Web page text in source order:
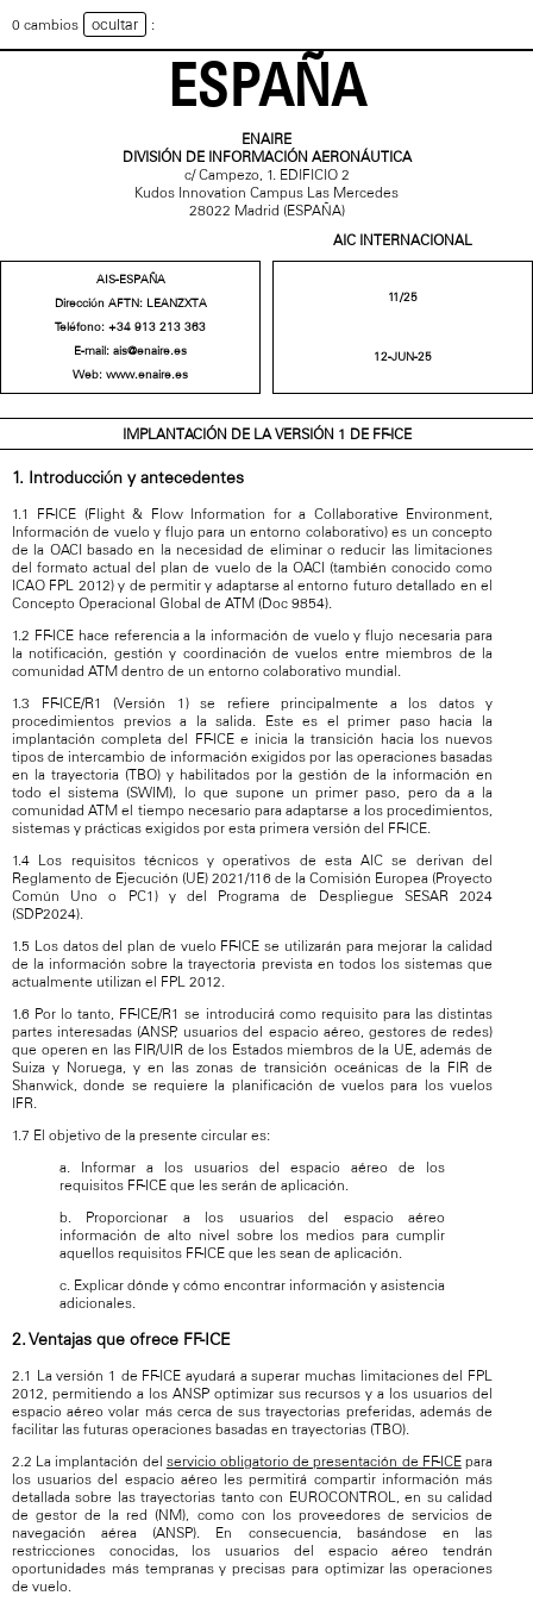
0 cambios ocultar :
AIS-ESPAÑA
Dirección AFTN: LEANZXTA
Teléfono: +34 913 213 363
E-mail: ais@enaire.es
Web: www.enaire.es
ESPAÑA
ENAIRE
DIVISIÓN DE INFORMACIÓN AERONÁUTICA
c/ Campezo, 1. EDIFICIO 2
Kudos Innovation Campus Las Mercedes
28022 Madrid (ESPAÑA)
AIC INTERNACIONAL
11/25
12-JUN-25
IMPLANTACIÓN DE LA VERSIÓN 1 DE FF-ICE
1. Introducción y antecedentes
1.1 FF-ICE (Flight & Flow Information for a Collaborative Environment,
Información de vuelo y flujo para un entorno colaborativo) es un concepto
de la OACI basado en la necesidad de eliminar o reducir las limitaciones
del formato actual del plan de vuelo de la OACI (también conocido como
ICAO FPL 2012) y de permitir y adaptarse al entorno futuro detallado en el
Concepto Operacional Global de ATM (Doc 9854).
1.2 FF-ICE hace referencia a la información de vuelo y flujo necesaria para
la notificación, gestión y coordinación de vuelos entre miembros de la
comunidad ATM dentro de un entorno colaborativo mundial.
1.3 FF-ICE/R1 (Versión 1) se refiere principalmente a los datos y
procedimientos previos a la salida. Este es el primer paso hacia la
implantación completa del FF-ICE e inicia la transición hacia los nuevos
tipos de intercambio de información exigidos por las operaciones basadas
en la trayectoria (TBO) y habilitados por la gestión de la información en
todo el sistema (SWIM), lo que supone un primer paso, pero da a la
comunidad ATM el tiempo necesario para adaptarse a los procedimientos,
sistemas y prácticas exigidos por esta primera versión del FF-ICE.
1.4 Los requisitos técnicos y operativos de esta AIC se derivan del
Reglamento de Ejecución (UE) 2021/116 de la Comisión Europea (Proyecto
Común Uno o PC1) y del Programa de Despliegue SESAR 2024
(SDP2024).
1.5 Los datos del plan de vuelo FF-ICE se utilizarán para mejorar la calidad
de la información sobre la trayectoria prevista en todos los sistemas que
actualmente utilizan el FPL 2012.
1.6 Por lo tanto, FF-ICE/R1 se introducirá como requisito para las distintas
partes interesadas (ANSP, usuarios del espacio aéreo, gestores de redes)
que operen en las FIR/UIR de los Estados miembros de la UE, además de
Suiza y Noruega, y en las zonas de transición oceánicas de la FIR de
Shanwick, donde se requiere la planificación de vuelos para los vuelos
IFR.
1.7 El objetivo de la presente circular es:
a. Informar a los usuarios del espacio aéreo de los
requisitos FF-ICE que les serán de aplicación.
b. Proporcionar a los usuarios del espacio aéreo
información de alto nivel sobre los medios para cumplir
aquellos requisitos FF-ICE que les sean de aplicación.
c. Explicar dónde y cómo encontrar información y asistencia
adicionales.
2. Ventajas que ofrece FF-ICE
2.1 La versión 1 de FF-ICE ayudará a superar muchas limitaciones del FPL
2012, permitiendo a los ANSP optimizar sus recursos y a los usuarios del
espacio aéreo volar más cerca de sus trayectorias preferidas, además de
facilitar las futuras operaciones basadas en trayectorias (TBO).
2.2 La implantación del servicio obligatorio de presentación de FF-ICEpara
los usuarios del espacio aéreo les permitirá compartir información más
detallada sobre las trayectorias tanto con EUROCONTROL, en su calidad
de gestor de la red (NM), como con los proveedores de servicios de
navegación aérea (ANSP). En consecuencia, basándose en las
restricciones conocidas, los usuarios del espacio aéreo tendrán
oportunidades más tempranas y precisas para optimizar las operaciones
de vuelo.